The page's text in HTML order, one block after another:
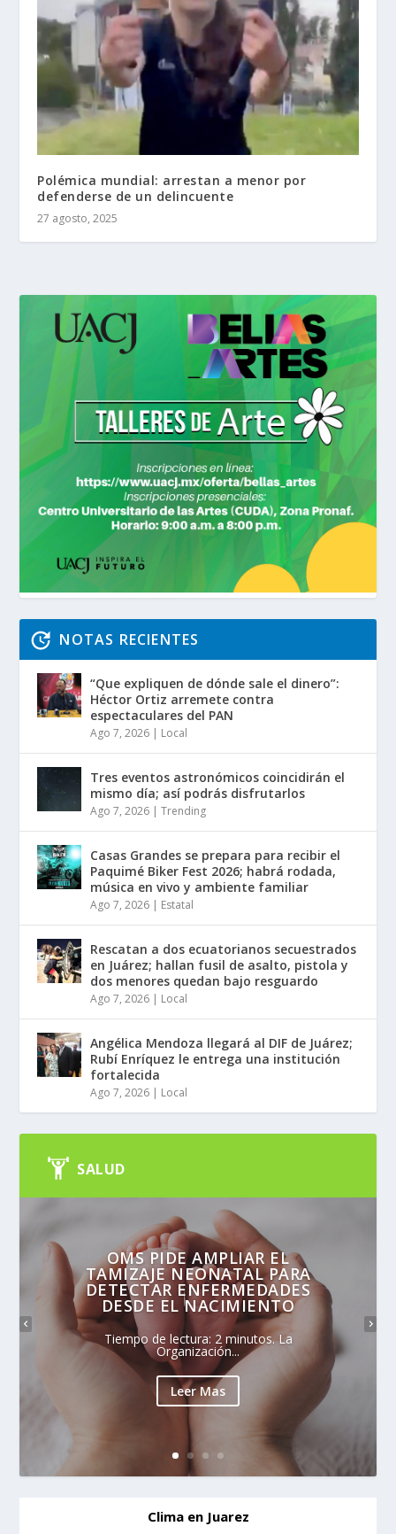
Polémica mundial: arrestan a menor por
defenderse de un delincuente
27 agosto, 2025
NOTAS RECIENTES
“Que expliquen de dónde sale el dinero”:
Héctor Ortiz arremete contra
espectaculares del PAN
Ago 7, 2026 | Local
Tres eventos astronómicos coincidirán el
mismo día; así podrás disfrutarlos
Ago 7, 2026 |Trending
Casas Grandes se prepara para recibir el
Paquimé Biker Fest 2026; habrá rodada,
música en vivo y ambiente familiar
Ago 7, 2026 | Estatal
Rescatan a dos ecuatorianos secuestrados
en Juárez; hallan fusil de asalto, pistola y
dos menores quedan bajo resguardo
Ago 7, 2026 | Local
Angélica Mendoza llegará al DIF de Juárez;
Rubí Enríquez le entrega una institución
fortalecida
Ago 7, 2026 | Local
SALUD
OMS PIDE AMPLIAR EL
TAMIZAJE NEONATAL PARA
DETECTAR ENFERMEDADES
DESDE EL NACIMIENTO
Tiempo de lectura: 2 minutos. La
Organización...
Leer Mas
Clima en Juarez